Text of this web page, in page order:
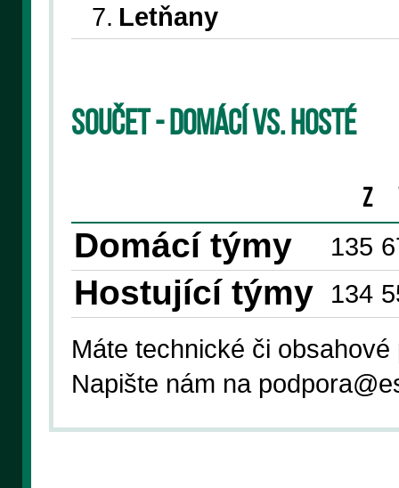
7. Letňany
Součet - domácí vs. hosté
Z
Domácí týmy 135
Hostující týmy 134
Máte technické či
Napište nám na podpora